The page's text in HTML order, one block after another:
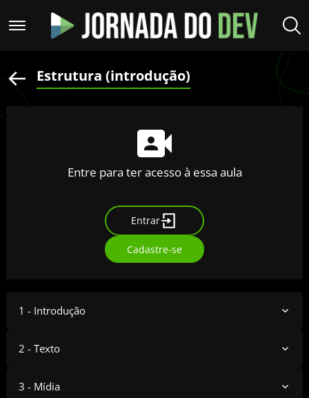
Estrutura (introdução)
Entre para ter acesso à essa aula
Entrar
Cadastre-se
1 - Introdução
2 - Texto
3 - Mídia